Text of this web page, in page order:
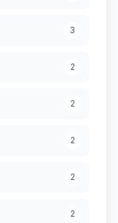
3
2
2
2
2
2